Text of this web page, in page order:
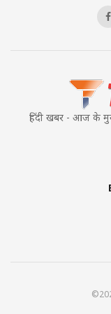
हिंदी खबर - आज के